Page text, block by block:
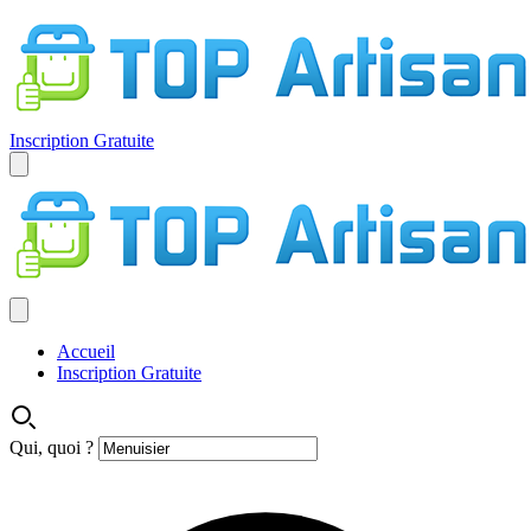
Inscription Gratuite
Accueil
Inscription Gratuite
Qui, quoi ?